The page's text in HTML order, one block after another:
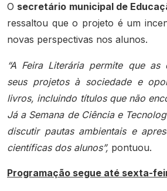
O secretário municipal de
ressaltou que o projeto é um
novas perspectivas nos alunos.
“A Feira Literária permite que as
seus projetos à sociedade e
livros, incluindo títulos que não
Já a Semana de Ciência e
discutir pautas ambientais e
científicas dos alunos”, pontuou.
Programação segue até sexta-